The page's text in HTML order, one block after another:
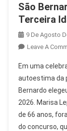
São
Terceira
9 De Agosto
Leave A
Em uma
autoestima da
Bernardo
2026. Marisa
de 66 anos,
do concurso,